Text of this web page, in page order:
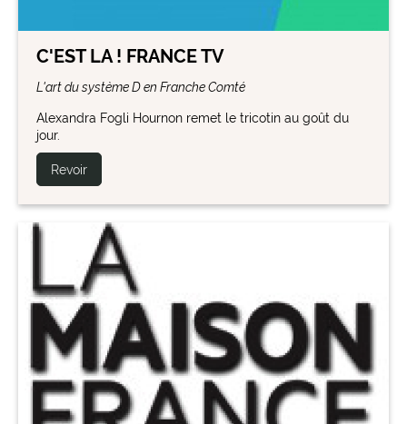
C'EST LA ! FRANCE TV
L'art du système D en Franche Comté
Alexandra Fogli Hournon remet le tricotin au goût du
jour.
Revoir